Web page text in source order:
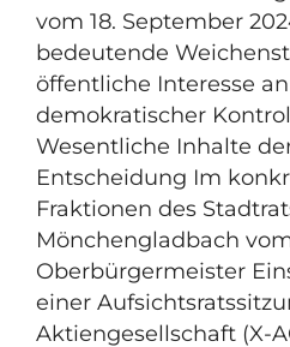
vom 18. September
bedeutende
öffentliche Interesse
demokratischer
Wesentliche Inhalte
Entscheidung Im
Fraktionen des
Mönchengladbach
Oberbürgermeister
einer
Aktiengesellschaft (X-